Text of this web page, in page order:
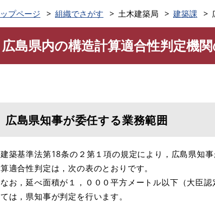
ップページ 組織でさがす 土木建築局 建築課
広島県内の構造計算適合性判定機
広島県知事が委任する業務範囲
築基準法第18条の２第１項の規定により，広島県知
適合性判定は，次の表のとおりです。
お，延べ面積が１，０００平方メートル以下（大臣
は，県知事が判定を行います。